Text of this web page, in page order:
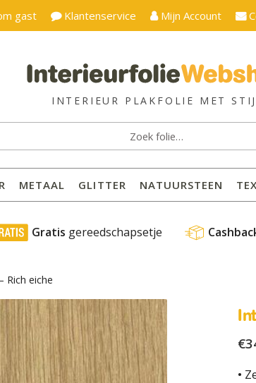
gast Klantenservice Mijn Account
METAAL GLITTER NATUURSTEEN
Gratis gereedschapsetje
Rich eiche
€
•